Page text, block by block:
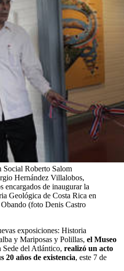
Roberto Salom
Hernández Villalobos,
encargados de inaugurar la
Geológica de Costa Rica en
(foto Denis Castro
exposiciones: Historia
y Mariposas y Polillas, el Museo
Sede del Atlántico, realizó un acto
20 años de existencia, este 7 de